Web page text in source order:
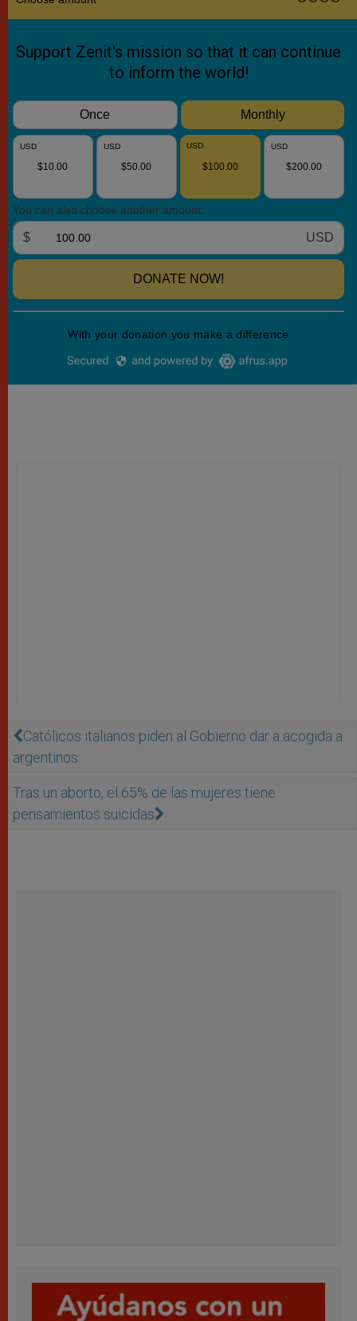
Católicos italianos piden al Gobierno dar a acogida a
argentinos
Tras un aborto, el 65% de las mujeres tiene
pensamientos suicidas